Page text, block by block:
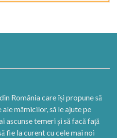
România care își propune să
mămicilor, să le ajute pe
ascunse temeri și să facă față
fie la curent cu cele mai noi